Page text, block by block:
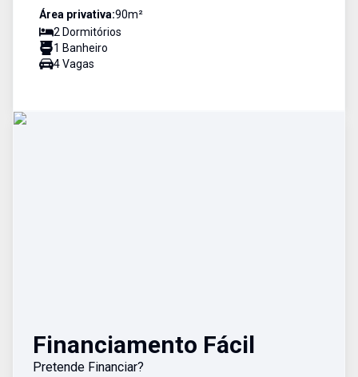
Área privativa:90m²
2 Dormitórios
1 Banheiro
4Vagas
Financiamento Fácil
Pretende Financiar?